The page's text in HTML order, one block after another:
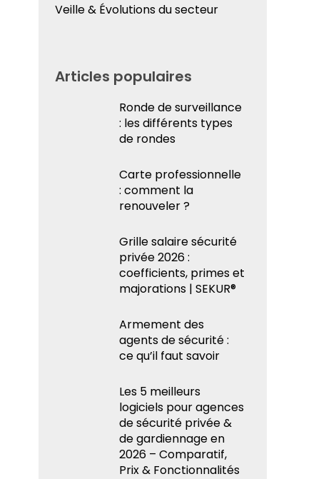
Veille & Évolutions du secteur
Articles populaires
Ronde de surveillance
: les différents types
de rondes
Carte professionnelle
: comment la
renouveler ?
Grille salaire sécurité
privée 2026 :
coefficients, primes et
majorations | SEKUR®
Armement des
agents de sécurité :
ce qu’il faut savoir
Les 5 meilleurs
logiciels pour agences
de sécurité privée &
de gardiennage en
2026 – Comparatif,
Prix & Fonctionnalités